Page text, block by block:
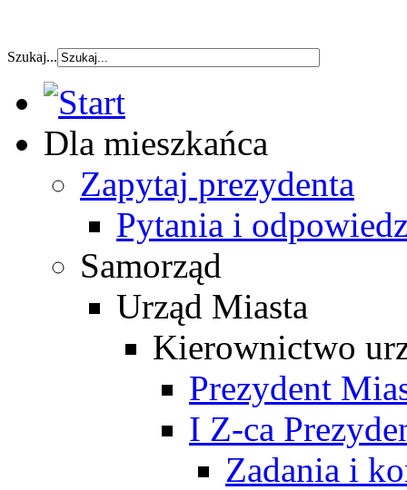
szybka pozyczka
Szukaj...
Dla mieszkańca
Zapytaj prezydenta
Pytania i
Samorząd
Urząd Miasta
Kierownictwo
Prezydent
I Z-ca
Zadania i